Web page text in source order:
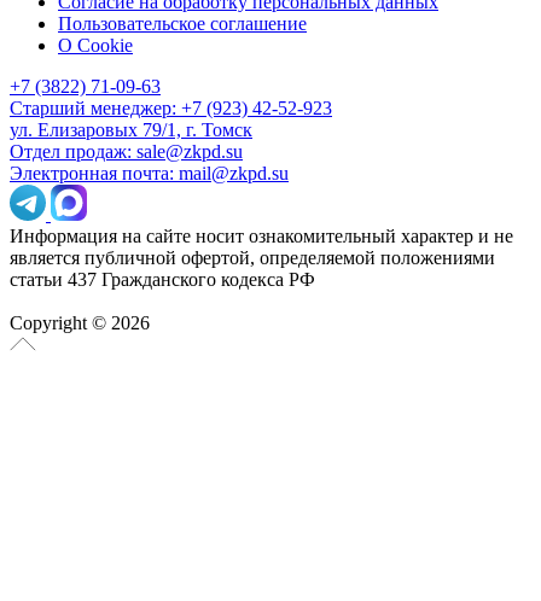
Пользовательское соглашение
О Cookie
+7 (3822) 71-09-63
Старший менеджер: +7 (923) 42-52-923
ул. Елизаровых 79/1, г. Томск
Отдел продаж: sale@zkpd.su
Электронная почта: mail@zkpd.su
Информация на сайте носит ознакомительный характер и не
является публичной офертой, определяемой положениями
статьи 437 Гражданского кодекса РФ
Copyright © 2026